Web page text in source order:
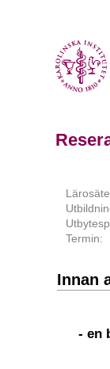
Termin:
Innan
- en